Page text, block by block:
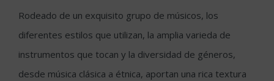
Rodeado de un exquisito grupo de músicos, los
diferentes estilos que utilizan, la amplia varieda de
instrumentos que tocan y la diversidad de géneros,
desde música clásica a étnica, aportan una rica textura